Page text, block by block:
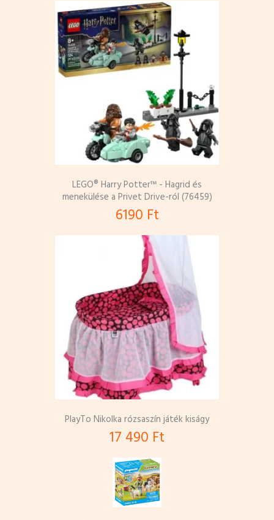
LEGO® Harry Potter™ - Hagrid és
menekülése a Privet Drive-ról (76459)
6190 Ft
PlayTo Nikolka rózsaszín játék kiságy
17 490 Ft